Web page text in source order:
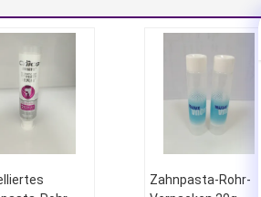
Zahnpasta-Rohr-